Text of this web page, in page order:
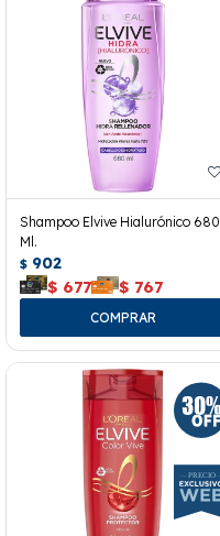
Shampoo Elvive Hialurónico 680
Ml.
$ 902
$ 677 $ 767